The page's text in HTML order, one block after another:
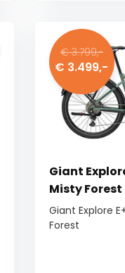
€ 3.799,-
€ 3.499,-
Giant
Misty Forest
Giant Explore
Forest